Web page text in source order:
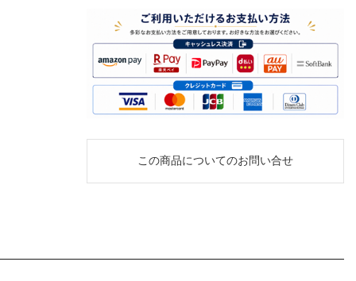
この商品についてのお問い合せ